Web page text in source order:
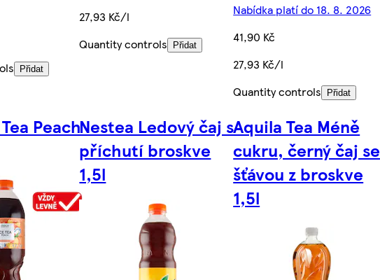
Přidat
27,93 Kč/l
Quantity controls
Přidat
Nabídka platí do 18. 8. 2026
41,90 Kč
27,93 Kč/l
Quantity controls
Přidat
PeachNestea Ledový čaj s
příchutí broskve
1,5l
Aquila Tea Méně
cukru, černý čaj se
šťávou z broskve
1,5l